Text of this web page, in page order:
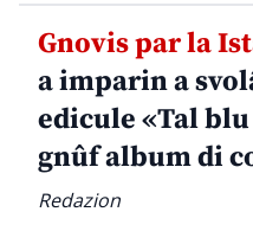
Gnovis par la
a imparin a
edicule «Tal
gnûf album di
Redazion